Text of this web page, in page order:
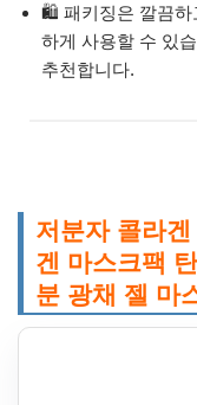
🛍️ 패키징은 깔끔하
하게 사용할 수 있
추천합니다.
저분자 콜라
겐 마스크팩
분 광채 젤 마